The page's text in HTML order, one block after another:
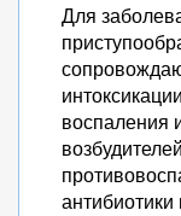
Для
воспаления